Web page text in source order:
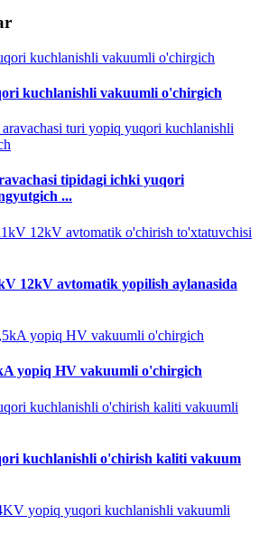
kuchlanishli vakuumli o'chirgich
tipidagi ichki yuqori
...
12kV avtomatik yopilish aylanasida
yopiq HV vakuumli o'chirgich
kuchlanishli o'chirish kaliti vakuum